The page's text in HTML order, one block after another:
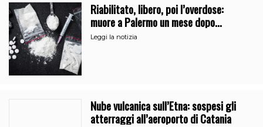
Riabilitato, libero, poi l’overdose:
muore a Palermo un mese dopo
l’uscita dalla comunità
Leggi la notizia
Nube vulcanica sull’Etna: sospesi gli
atterraggi all’aeroporto di Catania